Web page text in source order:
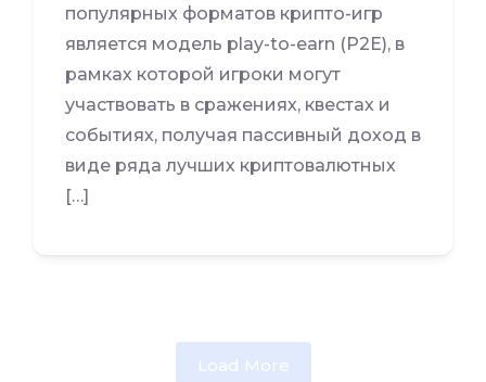
популярных форматов крипто-игр
является модель play-to-earn (P2E), в
рамках которой игроки могут
участвовать в сражениях, квестах и
событиях, получая пассивный доход в
виде ряда лучших криптовалютных
[…]
Load More